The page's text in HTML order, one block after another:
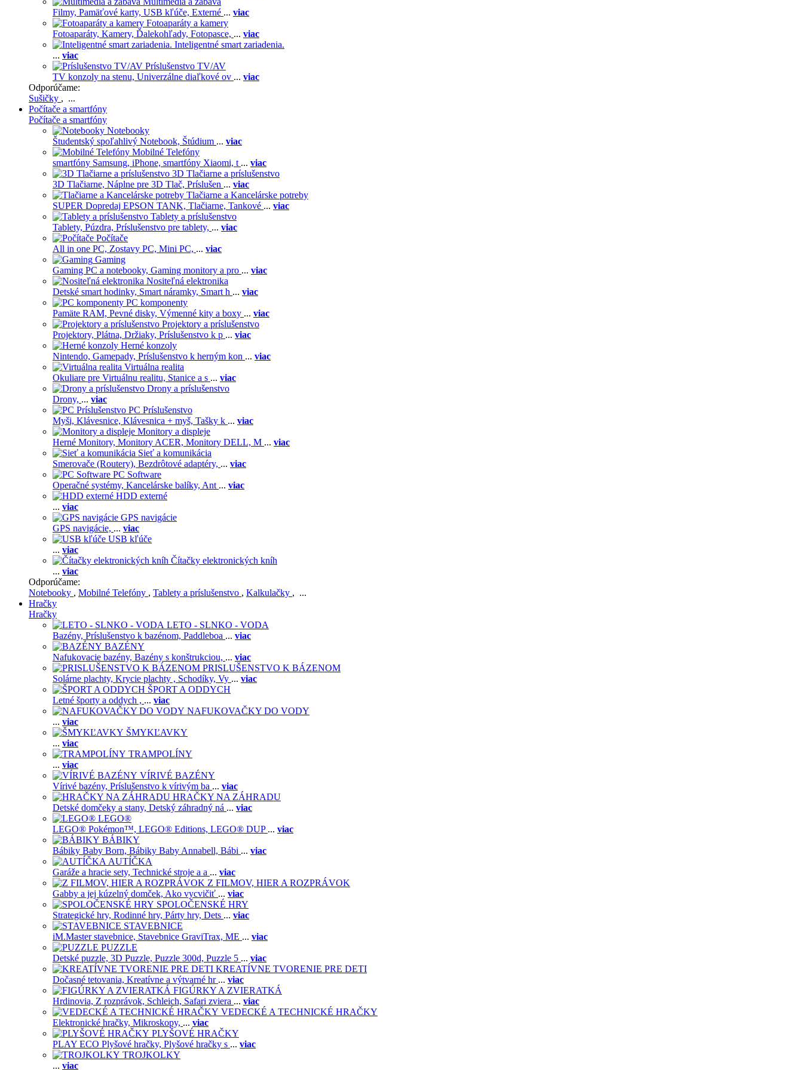
Filmy, Pamäťové karty, USB kľúče, Externé ... viac
Fotoaparáty a kamery
Fotoaparáty, Kamery, Ďalekohľady, Fotopasce, ... viac
Inteligentné smart zariadenia.
... viac
Príslušenstvo TV/AV
TV konzoly na stenu, Univerzálne diaľkové ov ... viac
Odporúčame:
Sušičky , ...
Počítače a smartfóny
Počítače a smartfóny
Notebooky
Študentský spoľahlivý Notebook, Štúdium ... viac
Mobilné Telefóny
smartfóny Samsung, iPhone, smartfóny Xiaomi, t ... viac
3D Tlačiarne a príslušenstvo
3D Tlačiarne, Náplne pre 3D Tlač, Príslušen ... viac
Tlačiarne a Kancelárske potreby
SUPER Dopredaj EPSON TANK, Tlačiarne, Tankové ... viac
Tablety a príslušenstvo
Tablety, Púzdra, Príslušenstvo pre tablety, ... viac
Počítače
All in one PC, Zostavy PC, Mini PC, ... viac
Gaming
Gaming PC a notebooky, Gaming monitory a pro ... viac
Nositeľná elektronika
Detské smart hodinky, Smart náramky, Smart h ... viac
PC komponenty
Pamäte RAM, Pevné disky, Výmenné kity a boxy ... viac
Projektory a príslušenstvo
Projektory, Plátna, Držiaky, Príslušenstvo k p ... viac
Herné konzoly
Nintendo, Gamepady, Príslušenstvo k herným kon ... viac
Virtuálna realita
Okuliare pre Virtuálnu realitu, Stanice a s ... viac
Drony a príslušenstvo
Drony, ... viac
PC Príslušenstvo
Myši, Klávesnice, Klávesnica + myš, Tašky k ... viac
Monitory a displeje
Herné Monitory, Monitory ACER, Monitory DELL, M ... viac
Sieť a komunikácia
Smerovače (Routery), Bezdrôtové adaptéry, ... viac
PC Software
Operačné systémy, Kancelárske balíky, Ant ... viac
HDD externé
... viac
GPS navigácie
GPS navigácie, ... viac
USB kľúče
... viac
Čítačky elektronických kníh
... viac
Odporúčame:
Notebooky , Mobilné Telefóny , Tablety a príslušenstvo , Kalkulačky , ...
Hračky
Hračky
LETO - SLNKO - VODA
Bazény, Príslušenstvo k bazénom, Paddleboa ... viac
BAZÉNY
Nafukovacie bazény, Bazény s konštrukciou, ... viac
PRISLUŠENSTVO K BÁZENOM
Solárne plachty, Krycie plachty , Schodíky, Vy ... viac
ŠPORT A ODDYCH
Letné športy a oddych , ... viac
NAFUKOVAČKY DO VODY
... viac
ŠMYKĽAVKY
... viac
TRAMPOLÍNY
... viac
VÍRIVÉ BAZÉNY
Vírivé bazény, Príslušenstvo k vírivým ba ... viac
HRAČKY NA ZÁHRADU
Detské domčeky a stany, Detský záhradný ná ... viac
LEGO®
LEGO® Pokémon™, LEGO® Editions, LEGO® DUP ... viac
BÁBIKY
Bábiky Baby Born, Bábiky Baby Annabell, Bábi ... viac
AUTÍČKA
Garáže a hracie sety, Technické stroje a a ... viac
Z FILMOV, HIER A ROZPRÁVOK
Gabby a jej kúzelný domček, Ako vycvičiť ... viac
SPOLOČENSKÉ HRY
Strategické hry, Rodinné hry, Párty hry, Dets ... viac
STAVEBNICE
iM.Master stavebnice, Stavebnice GraviTrax, ME ... viac
PUZZLE
Detské puzzle, 3D Puzzle, Puzzle 300d, Puzzle 5 ... viac
KREATÍVNE TVORENIE PRE DETI
Dočasné tetovania, Kreatívne a výtvarné hr ... viac
FIGÚRKY A ZVIERATKÁ
Hrdinovia, Z rozprávok, Schleich, Safari zviera ... viac
VEDECKÉ A TECHNICKÉ HRAČKY
Elektronické hračky, Mikroskopy, ... viac
PLYŠOVÉ HRAČKY
PLAY ECO Plyšové hračky, Plyšové hračky s ... viac
TROJKOLKY
... viac